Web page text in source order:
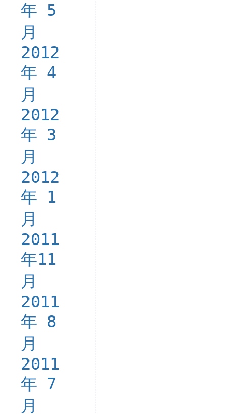
年 5
月
2012
年 4
月
2012
年 3
月
2012
年 1
月
2011
年11
月
2011
年 8
月
2011
年 7
月